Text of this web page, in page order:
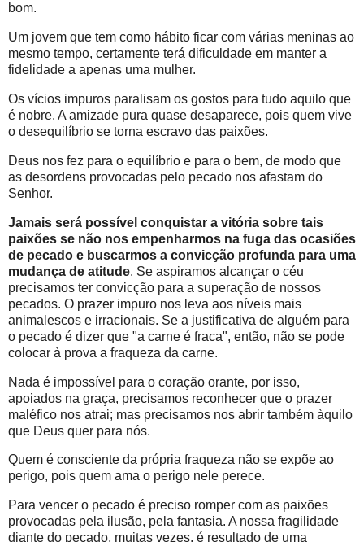
bom.
Um jovem que tem como hábito ficar com várias meninas ao
mesmo tempo, certamente terá dificuldade em manter a
fidelidade a apenas uma mulher.
Os vícios impuros paralisam os gostos para tudo aquilo que
é nobre. A amizade pura quase desaparece, pois quem vive
o desequilíbrio se torna escravo das paixões.
Deus nos fez para o equilíbrio e para o bem, de modo que
as desordens provocadas pelo pecado nos afastam do
Senhor.
Jamais será possível conquistar a vitória sobre tais
paixões se não nos empenharmos na fuga das ocasiões
de pecado e buscarmos a convicção profunda para uma
mudança de atitude. Se aspiramos alcançar o céu
precisamos ter convicção para a superação de nossos
pecados. O prazer impuro nos leva aos níveis mais
animalescos e irracionais. Se a justificativa de alguém para
o pecado é dizer que "a carne é fraca", então, não se pode
colocar à prova a fraqueza da carne.
Nada é impossível para o coração orante, por isso,
apoiados na graça, precisamos reconhecer que o prazer
maléfico nos atrai; mas precisamos nos abrir também àquilo
que Deus quer para nós.
Quem é consciente da própria fraqueza não se expõe ao
perigo, pois quem ama o perigo nele perece.
Para vencer o pecado é preciso romper com as paixões
provocadas pela ilusão, pela fantasia. A nossa fragilidade
diante do pecado, muitas vezes, é resultado de uma